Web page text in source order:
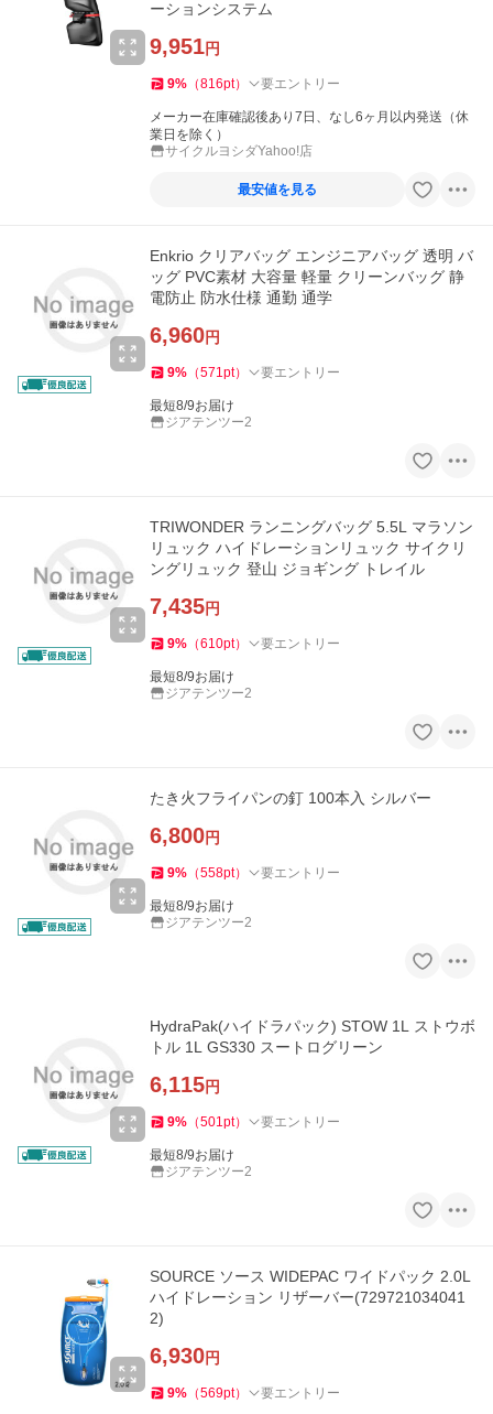
ーションシステム
9,951円
9% （816pt） 要エントリー
メーカー在庫確認後あり7日、なし6ヶ月以内発送（休
業日を除く）
サイクルヨシダYahoo!店
最安値を見る
Enkrio クリアバッグ エンジニアバッグ 透明 バ
ッグ PVC素材 大容量 軽量 クリーンバッグ 静
電防止 防水仕様 通勤 通学
6,960円
9% （571pt） 要エントリー
最短8/9お届け
ジアテンツー2
TRIWONDER ランニングバッグ 5.5L マラソン
リュック ハイドレーションリュック サイクリ
ングリュック 登山 ジョギング トレイル
7,435円
9% （610pt） 要エントリー
最短8/9お届け
ジアテンツー2
たき火フライパンの釘 100本入 シルバー
6,800円
9% （558pt） 要エントリー
最短8/9お届け
ジアテンツー2
HydraPak(ハイドラパック) STOW 1L ストウボ
トル 1L GS330 スートログリーン
6,115円
9% （501pt） 要エントリー
最短8/9お届け
ジアテンツー2
SOURCE ソース WIDEPAC ワイドパック 2.0L
ハイドレーション リザーバー(729721034041
2)
6,930円
9% （569pt） 要エントリー